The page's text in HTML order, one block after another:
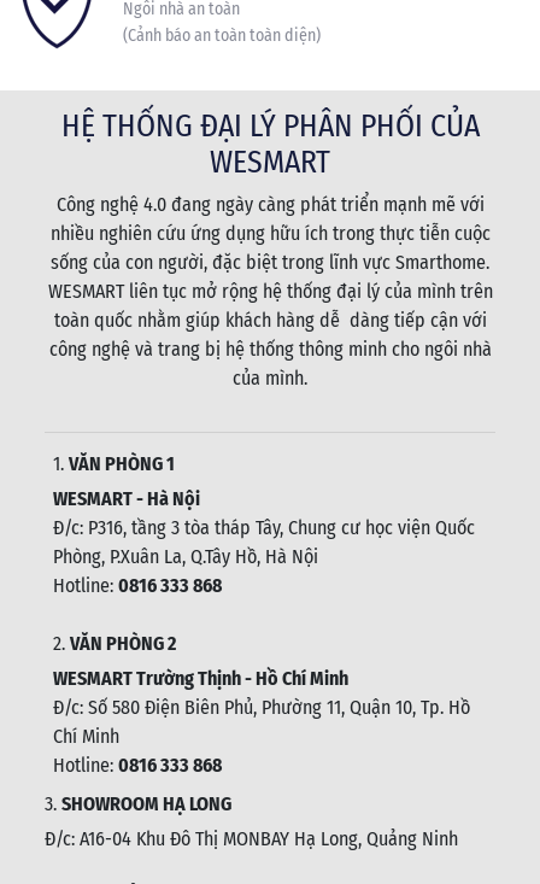
Ngôi nhà an toàn
(Cảnh báo an toàn toàn diện)
HỆ THỐNG ĐẠI LÝ PHÂN PHỐI CỦA
WESMART
Công nghệ 4.0 đang ngày càng phát triển mạnh mẽ với
nhiều nghiên cứu ứng dụng hữu ích trong thực tiễn cuộc
sống của con người, đặc biệt trong lĩnh vực Smarthome.
WESMART liên tục mở rộng hệ thống đại lý của mình trên
toàn quốc nhằm giúp khách hàng dễ dàng tiếp cận với
công nghệ và trang bị hệ thống thông minh cho ngôi nhà
của mình.
1. VĂN PHÒNG 1
WESMART - Hà Nội
Đ/c: P316, tầng 3 tòa tháp Tây, Chung cư học viện Quốc
Phòng, P.Xuân La, Q.Tây Hồ, Hà Nội
Hotline: 0816 333 868
2. VĂN PHÒNG 2
WESMART Trường Thịnh - Hồ Chí Minh
Đ/c: Số 580 Điện Biên Phủ, Phường 11, Quận 10, Tp. Hồ
Chí Minh
Hotline: 0816 333 868
3. SHOWROOM HẠ LONG
Đ/c: A16-04 Khu Đô Thị MONBAY Hạ Long, Quảng Ninh